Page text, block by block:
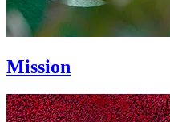
Mission